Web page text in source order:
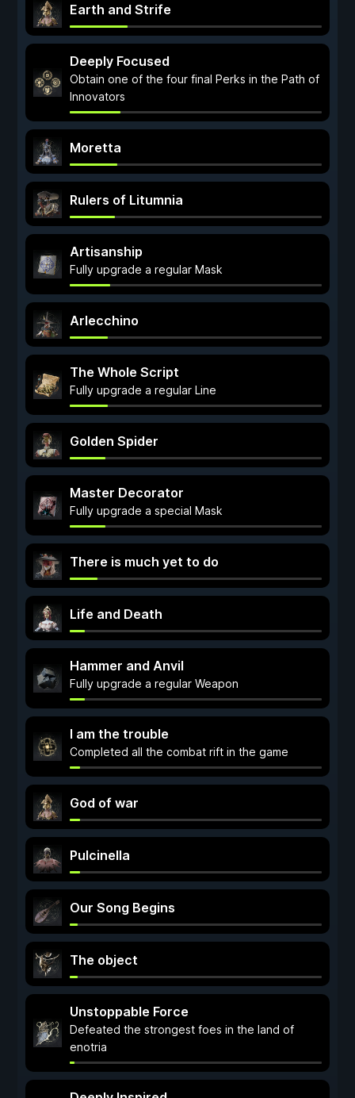
Earth and Strife
Deeply Focused
Obtain one of the four final Perks in the Path of
Innovators
Moretta
Rulers of Litumnia
Artisanship
Fully upgrade a regular Mask
Arlecchino
The Whole Script
Fully upgrade a regular Line
Golden Spider
Master Decorator
Fully upgrade a special Mask
There is much yet to do
Life and Death
Hammer and Anvil
Fully upgrade a regular Weapon
I am the trouble
Completed all the combat rift in the game
God of war
Pulcinella
Our Song Begins
The object
Unstoppable Force
Defeated the strongest foes in the land of
enotria